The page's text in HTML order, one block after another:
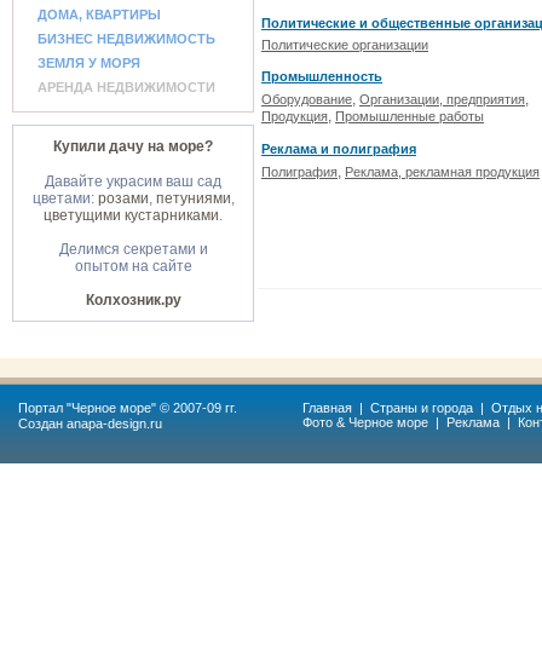
ДОМА, КВАРТИРЫ
БИЗНЕС НЕДВИЖИМОСТЬ
ЗЕМЛЯ У МОРЯ
АРЕНДА НЕДВИЖИМОСТИ
Купили дачу на море?
Давайте украсим ваш сад
цветами: розами, петуниями,
цветущими кустарниками.
Делимся секретами и
опытом на сайте
Колхозник.ру
Политические и общественные
Политические организации
Промышленность
Оборудование, Организации, предприятия,
Продукция, Промышленные работы
Реклама и полиграфия
Полиграфия, Реклама, рекламная продукция
Портал "Черное море" © 2007-09 гг.
Создан anapa-design.ru
Главная | Страны и города | Отдых
Фото & Черное море | Реклама |